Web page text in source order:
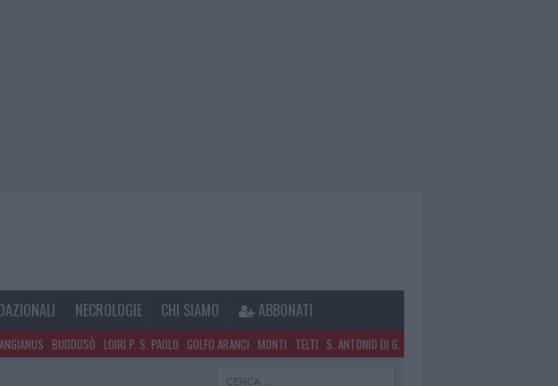
NECROLOGIE CHI SIAMO ABBONATI
BUDDUSÒ LOIRI P. S. PAOLO GOLFO ARANCI MONTI TELTI S. ANTONIO DI G.